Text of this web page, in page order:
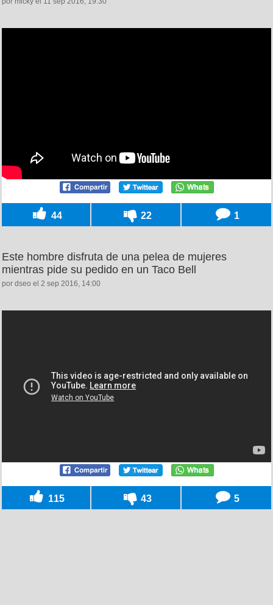
44 22 1
Este hombre disfruta de una pelea de mujeres
mientras pide su pedido en un Taco Bell
por dseo el 2 sep 2016, 14:00
115 43 5